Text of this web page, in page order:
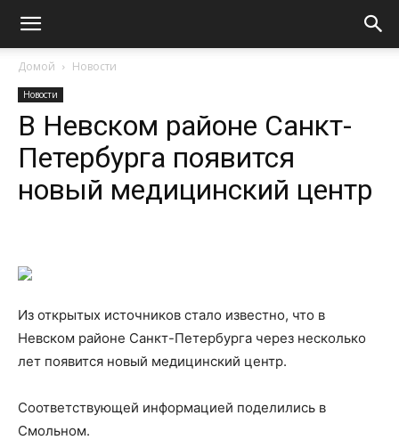
Домой Новости
Новости
В Невском районе Санкт-
Петербурга появится
новый медицинский центр
Из открытых источников стало известно, что в
Невском районе Санкт-Петербурга через несколько
лет появится новый медицинский центр.
Соответствующей информацией поделились в
Смольном.